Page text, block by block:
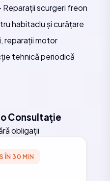
Reparații scurgeri freon
habitaclu și curățare
reparații motor
tehnică periodică
Consultație
obligații
ÎN 30 MIN